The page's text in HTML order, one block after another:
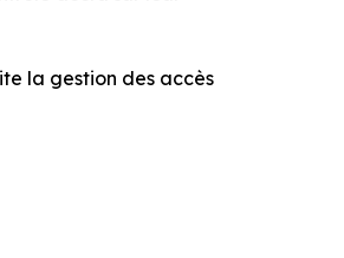
la gestion des accès